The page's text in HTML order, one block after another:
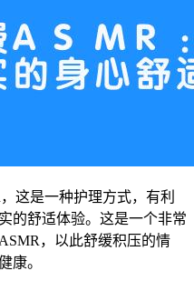
这是一种护理方式，有利
的舒适体验。这是一个非常
，以此舒缓积压的情
康。